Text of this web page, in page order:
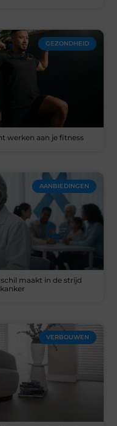
GEZONDHEID
werken aan je fitness
AANBIEDINGEN
maakt in de strijd
VERBOUWEN